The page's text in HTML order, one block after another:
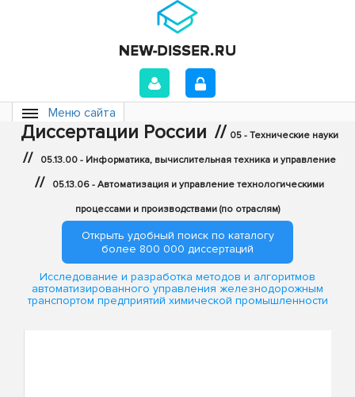
Меню сайта
Диссертации России // 05 - Технические науки
// 05.13.00 - Информатика, вычислительная техника и управление
// 05.13.06 - Автоматизация и управление технологическими
процессами и производствами (по отраслям)
Открыть удобный поиск по каталогу
более 800 000 диссертаций
Исследование и разработка методов и алгоритмов
автоматизированного управления железнодорожным
транспортом предприятий химической промышленности